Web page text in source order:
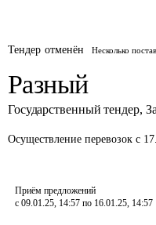
Тендер отменён Несколько
Разный
Государственный тендер,
Осуществление перевозок с
Приём предложений
с 09.01.25, 14:57 по 16.01.25, 14:57